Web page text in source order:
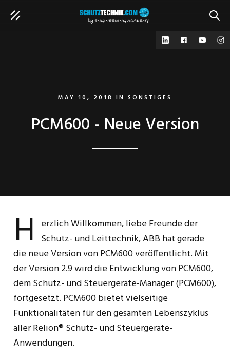
MAY 10, 2018 IN SONSTIGES
PCM600 - Neue Version
H erzlich Willkommen, liebe Freunde der
Schutz- und Leittechnik, ABB hat gerade
die neue Version von PCM600 veröffentlicht. Mit
der Version 2.9 wird die Entwicklung von PCM600,
dem Schutz- und Steuergeräte-Manager (PCM600),
fortgesetzt. PCM600 bietet vielseitige
Funktionalitäten für den gesamten Lebenszyklus
aller Relion® Schutz- und Steuergeräte-
Anwendungen.